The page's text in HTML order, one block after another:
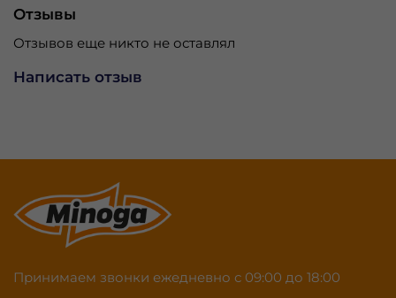
Отзывы
Отзывов еще никто не оставлял
Написать отзыв
Принимаем звонки ежедневно с 09:00 до 18:00